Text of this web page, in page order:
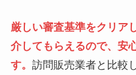
厳しい審査基準をクリア
介してもらえるので、安
す。 訪問販売業者と比較